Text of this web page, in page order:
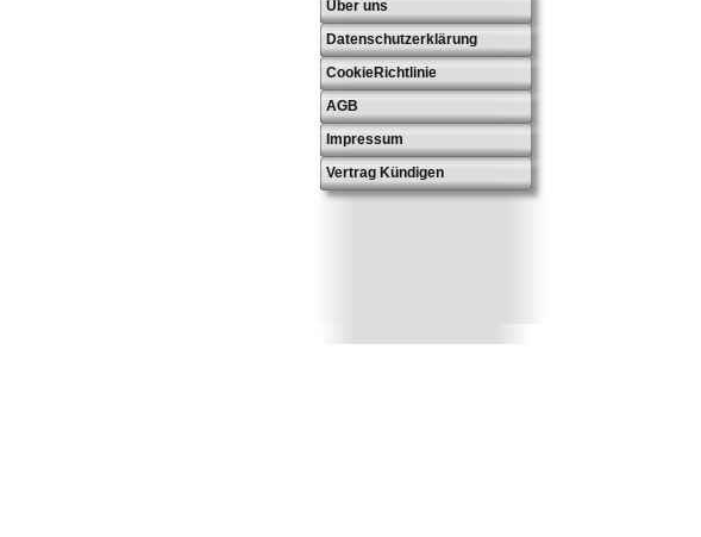
Über uns
Datenschutzerklärung
CookieRichtlinie
AGB
Impressum
Vertrag Kündigen